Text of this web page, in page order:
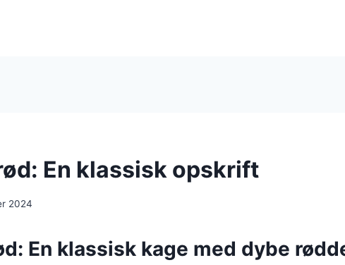
En klassisk opskrift
2024
En klassisk kage med dybe